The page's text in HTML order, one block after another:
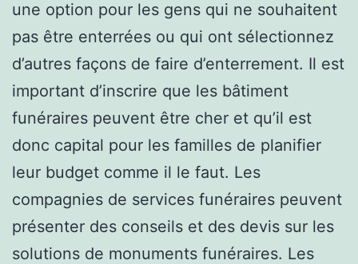
une option pour les gens qui ne souhaitent
pas être enterrées ou qui ont sélectionnez
d’autres façons de faire d’enterrement. Il est
important d’inscrire que les bâtiment
funéraires peuvent être cher et qu’il est
donc capital pour les familles de planifier
leur budget comme il le faut. Les
compagnies de services funéraires peuvent
présenter des conseils et des devis sur les
solutions de monuments funéraires. Les